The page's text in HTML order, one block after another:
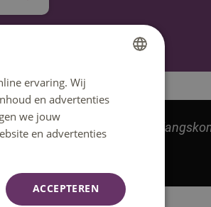
gepland. Wil je toch graag
op.
ENGLISH
ervaring. Wij
en advertenties
we jouw
en advertenties
ACCEPTEREN